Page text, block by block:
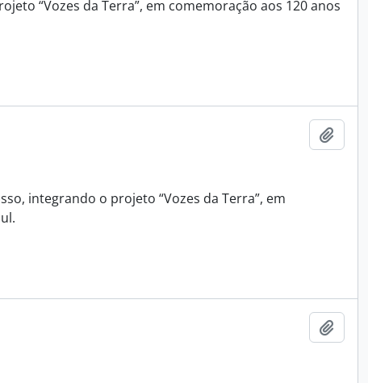
“Vozes da Terra”, em comemoração aos 120 anos
integrando o projeto “Vozes da Terra”, em